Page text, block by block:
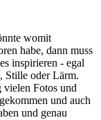
womit
habe, dann muss
inspirieren - egal
Stille oder Lärm.
vielen Fotos und
und auch
und genau